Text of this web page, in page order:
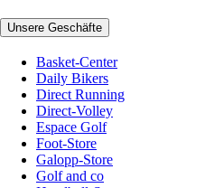
Unsere Geschäfte
Basket-Center
Daily Bikers
Direct Running
Direct-Volley
Espace Golf
Foot-Store
Galopp-Store
Golf and co